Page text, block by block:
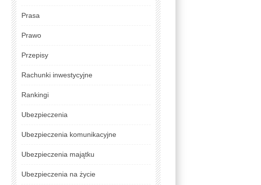
Prasa
Prawo
Przepisy
Rachunki inwestycyjne
Rankingi
Ubezpieczenia
Ubezpieczenia komunikacyjne
Ubezpieczenia majątku
Ubezpieczenia na życie